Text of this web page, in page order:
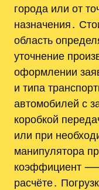
города или от
назначения․
область
уточнение
оформлении
и типа
автомобилей с
коробкой
или при
манипулятора
коэффициент ⸺
расчёте․